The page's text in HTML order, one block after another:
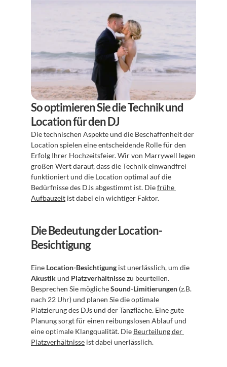
So optimieren Sie die Technik und
Location für den DJ
Die technischen Aspekte und die Beschaffenheit der
Location spielen eine entscheidende Rolle für den
Erfolg Ihrer Hochzeitsfeier. Wir von Marrywell legen
großen Wert darauf, dass die Technik einwandfrei
funktioniert und die Location optimal auf die
Bedürfnisse des DJs abgestimmt ist. Die frühe
Aufbauzeit ist dabei ein wichtiger Faktor.
Die Bedeutung der Location-
Besichtigung
Eine Location-Besichtigung
Akustik und Platzverhältnisse zu beurteilen.
Besprechen Sie mögliche Sound-Limitierungen (z.B.
nach 22 Uhr) und planen Sie die optimale
Platzierung des DJs und der Tanzfläche. Eine gute
Planung sorgt für einen reibungslosen Ablauf und
eine optimale Klangqualität. Die Beurteilung der
Platzverhältnisse ist dabei unerlässlich.